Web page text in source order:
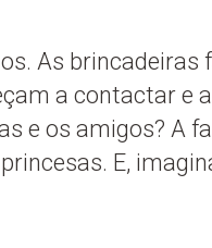
As brincadeiras
a contactar e
e os amigos? A
E,